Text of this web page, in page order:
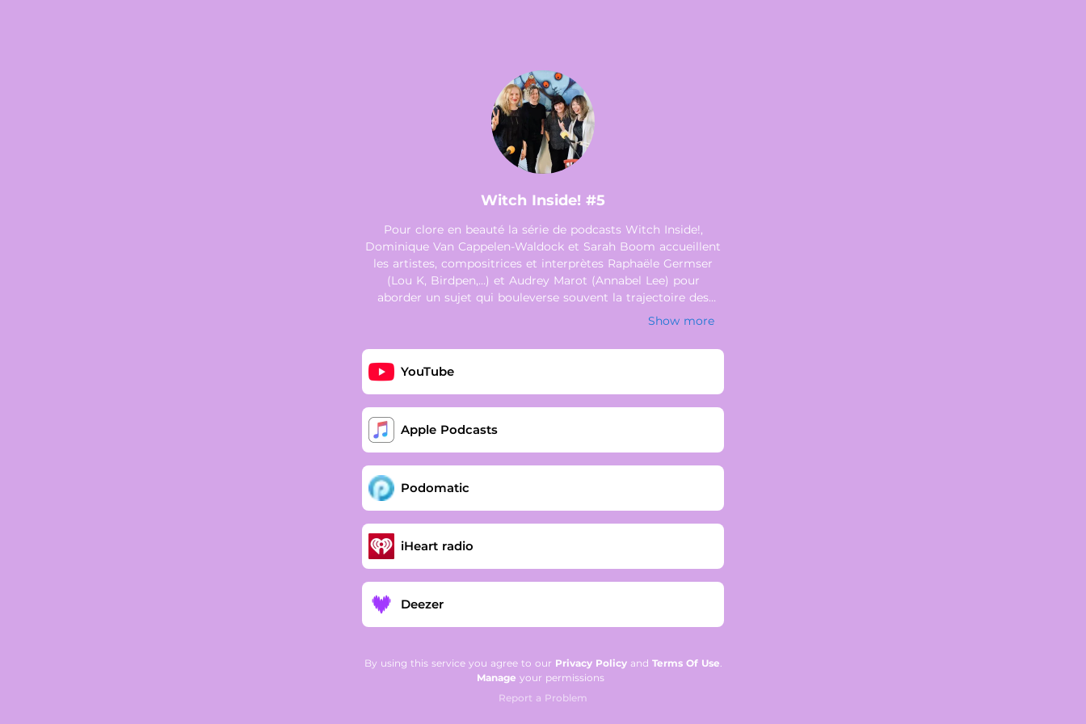
Witch Inside! #5
Pour clore en beauté la série de podcasts Witch Inside!,
Dominique Van Cappelen-Waldock et Sarah Boom accueillent
les artistes, compositrices et interprètes Raphaële Germser
(Lou K, Birdpen,…) et Audrey Marot (Annabel Lee) pour
aborder un sujet qui bouleverse souvent la trajectoire des
musiciennes : la maternité. Intitulé « Les mamans rockeuses
Show more
YouTube
Apple Podcasts
Podomatic
iHeart radio
Deezer
By using this service you agree to our Privacy Policyand Terms Of Use
Manage your permissions
Report a Problem